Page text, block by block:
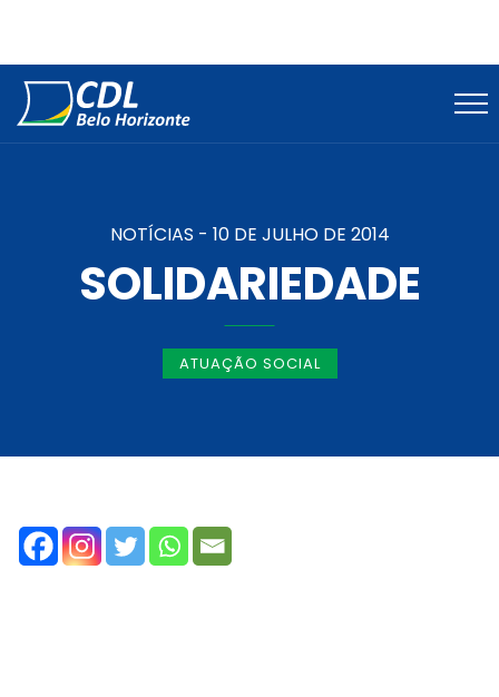
NOTÍCIAS - 10 DE JULHO DE 2014
SOLIDARIEDADE
ATUAÇÃO SOCIAL